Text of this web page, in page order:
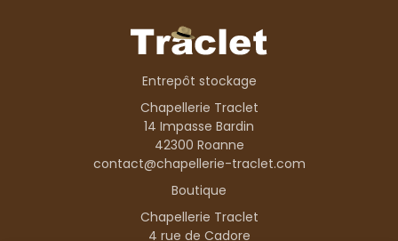
Entrepôt stockage
Chapellerie Traclet
14 Impasse Bardin
42300 Roanne
contact@chapellerie-traclet.com
Boutique
Chapellerie Traclet
4 rue de Cadore